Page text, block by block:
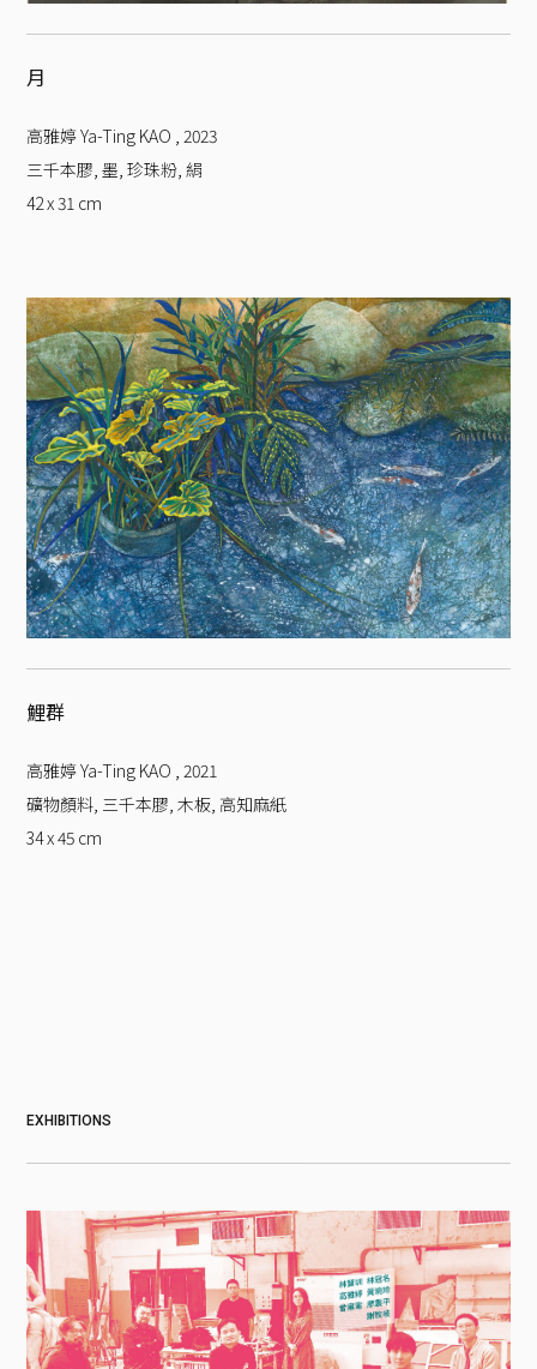
月
高雅婷 Ya-Ting KAO , 2023
三千本膠, 墨, 珍珠粉, 絹
42 x 31 cm
鯉群
高雅婷 Ya-Ting KAO , 2021
礦物顏料, 三千本膠, 木板, 高知麻紙
34 x 45 cm
EXHIBITIONS